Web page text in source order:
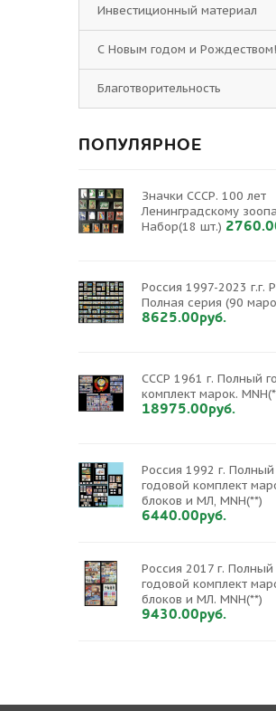
Инвестиционный материал
С Новым годом и Рождеством!
Благотворительность
ПОПУЛЯРНОЕ
Значки СССР. 100 лет
Ленинградскому
Набор(18 шт.)
Россия 1997-2023 г.г.
Полная серия (90
8625.00руб.
СССР 1961 г. Полный
комплект марок.
18975.00руб.
Россия 1992 г. Полный
годовой комплект
блоков и МЛ, MNH(**)
6440.00руб.
Россия 2017 г. Полный
годовой комплект
блоков и МЛ. MNH(**)
9430.00руб.